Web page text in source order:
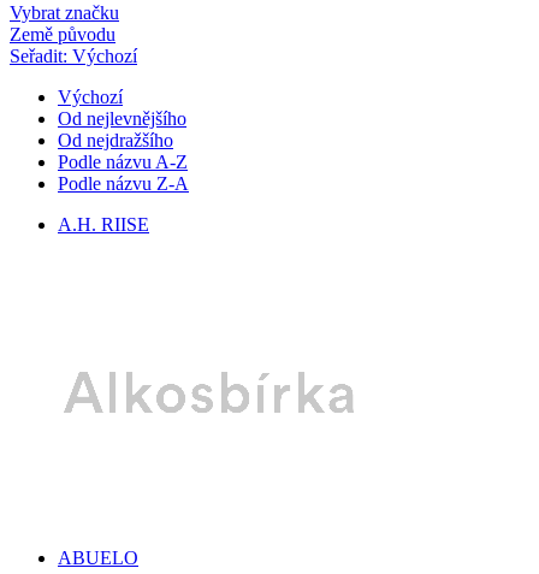
Vybrat značku
Země původu
Seřadit: Výchozí
Výchozí
Od nejlevnějšího
Od nejdražšího
Podle názvu A-Z
Podle názvu Z-A
A.H. RIISE
ABUELO